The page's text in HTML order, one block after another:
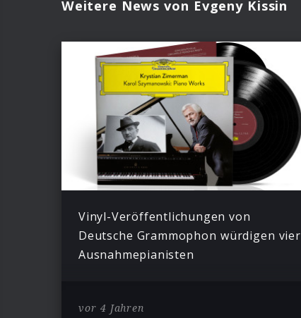
Weitere News von Evgeny Kissin
Vinyl-Veröffentlichungen von
Deutsche Grammophon würdigen vier
Ausnahmepianisten
vor 4 Jahren